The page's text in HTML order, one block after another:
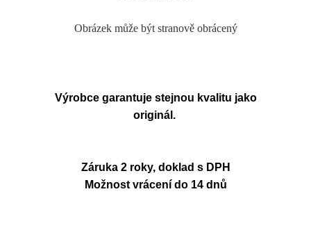
Obrázek může být stranově obrácený
Výrobce garantuje stejnou kvalitu jako
originál.
Záruka 2 roky, doklad s DPH
Možnost vrácení do 14 dnů